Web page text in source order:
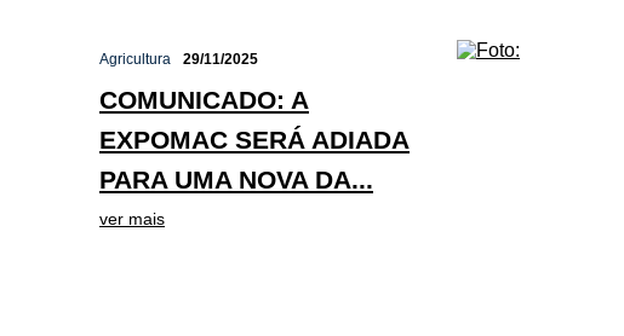
Agricultura 29/11/2025
COMUNICADO: A
EXPOMAC SERÁ ADIADA
PARA UMA NOVA DA...
ver mais